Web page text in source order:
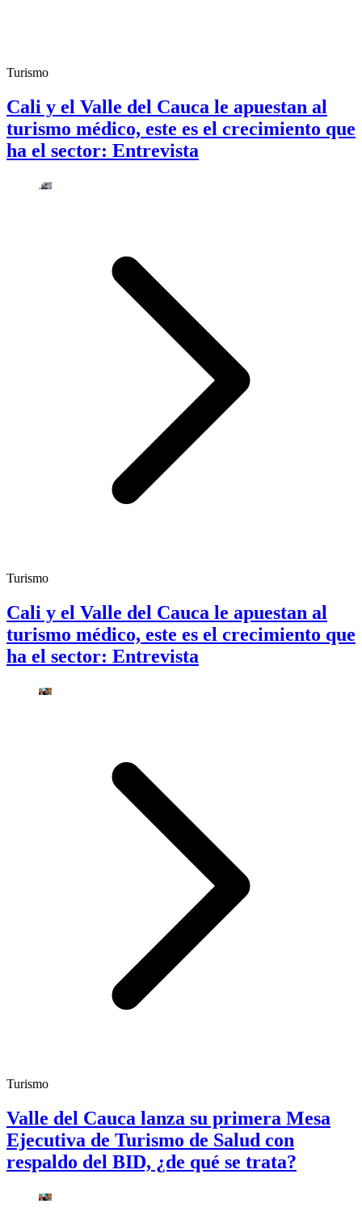
Turismo
Cali y el Valle del Cauca le apuestan al
turismo médico, este es el crecimiento que
ha el sector: Entrevista
Turismo
Cali y el Valle del Cauca le apuestan al
turismo médico, este es el crecimiento que
ha el sector: Entrevista
Turismo
Valle del Cauca lanza su primera Mesa
Ejecutiva de Turismo de Salud con
respaldo del BID, ¿de qué se trata?